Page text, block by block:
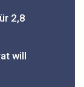
2,8
will